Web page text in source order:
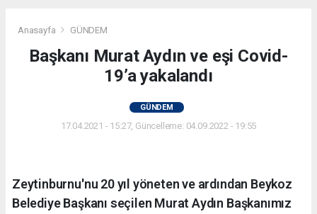
Anasayfa GÜNDEM
Başkanı Murat Aydın ve eşi Covid-
19’a yakalandı
GÜNDEM
17.04.2021 - 15:27, Güncelleme: 04.09.2022 - 19:55
Zeytinburnu'nu 20 yıl yöneten ve ardından Beykoz
Belediye Başkanı seçilen Murat Aydın Başkanımız